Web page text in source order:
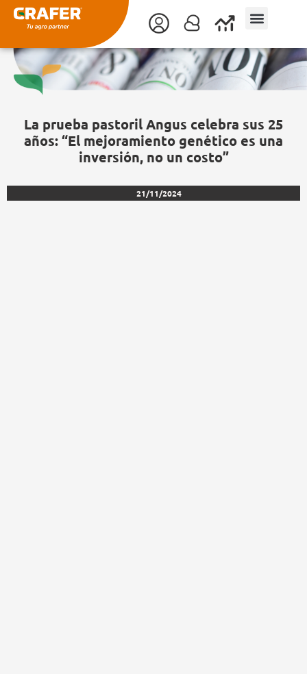
contenido
La prueba pastoril Angus celebra sus 25
años: “El mejoramiento genético es una
inversión, no un costo”
21/11/2024